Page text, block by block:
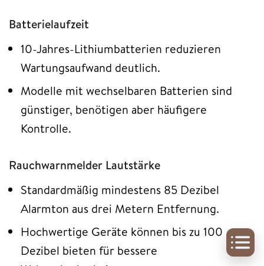
Batterielaufzeit
10-Jahres-Lithiumbatterien reduzieren
Wartungsaufwand deutlich.
Modelle mit wechselbaren Batterien sind
günstiger, benötigen aber häufigere
Kontrolle.
Rauchwarnmelder Lautstärke
Standardmäßig mindestens 85 Dezibel
Alarmton aus drei Metern Entfernung.
Hochwertige Geräte können bis zu 100
Dezibel bieten für bessere